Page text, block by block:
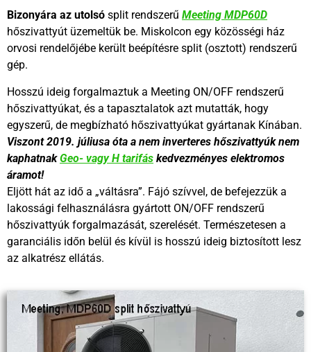
Bizonyára az utolsó split rendszerű Meeting MDP60D
hőszivattyút üzemeltük be. Miskolcon egy közösségi ház
orvosi rendelőjébe került beépítésre split (osztott) rendszerű
gép.
Hosszú ideig forgalmaztuk a Meeting ON/OFF rendszerű
hőszivattyúkat, és a tapasztalatok azt mutatták, hogy
egyszerű, de megbízható hőszivattyúkat gyártanak Kínában.
Viszont 2019. júliusa óta a nem inverteres hőszivattyúk nem
kaphatnak Geo- vagy H tarifás kedvezményes elektromos
áramot!
Eljött hát az idő a „váltásra”. Fájó szívvel, de befejezzük a
lakossági felhasználásra gyártott ON/OFF rendszerű
hőszivattyúk forgalmazását, szerelését. Természetesen a
garanciális időn belül és kívül is hosszú ideig biztosított lesz
az alkatrész ellátás.